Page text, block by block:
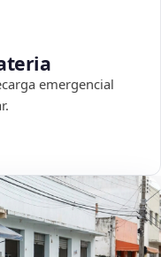
emergencial